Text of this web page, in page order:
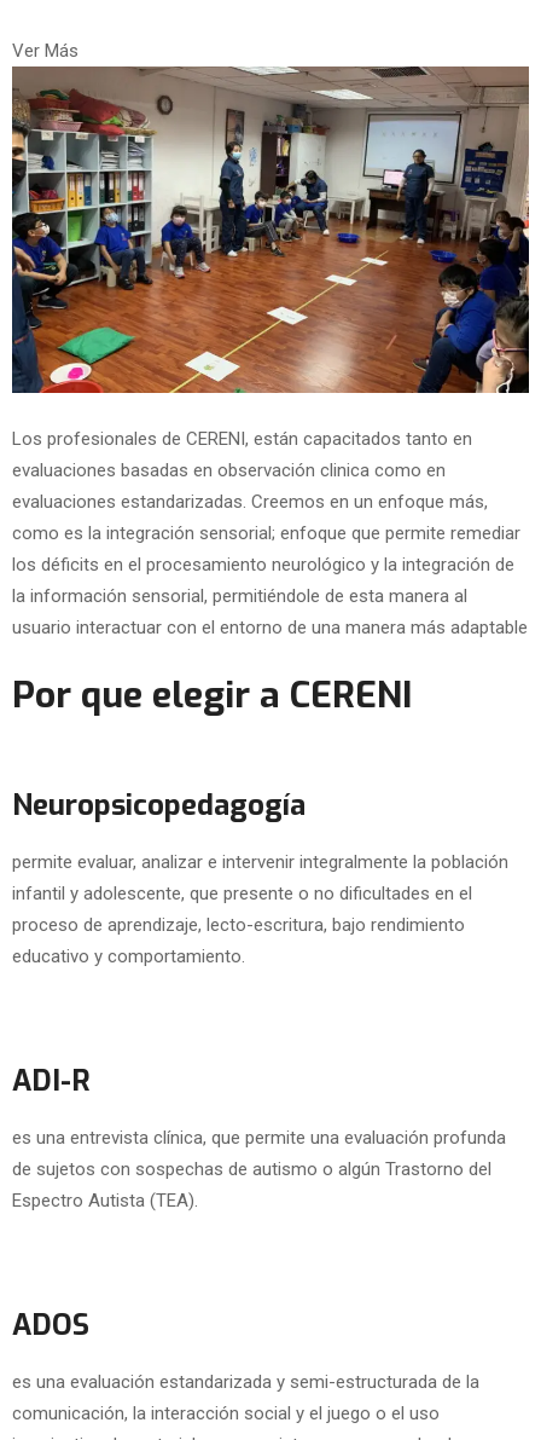
Ver Más
Los profesionales de CERENI, están capacitados tanto en
evaluaciones basadas en observación clinica como en
evaluaciones estandarizadas. Creemos en un enfoque más,
como es la integración sensorial; enfoque que permite remediar
los déficits en el procesamiento neurológico y la integración de
la información sensorial, permitiéndole de esta manera al
usuario interactuar con el entorno de una manera más adaptable
Por que elegir a CERENI
Neuropsicopedagogía
permite evaluar, analizar e intervenir integralmente la población
infantil y adolescente, que presente o no dificultades en el
proceso de aprendizaje, lecto-escritura, bajo rendimiento
educativo y comportamiento.
ADI-R
es una entrevista clínica, que permite una evaluación profunda
de sujetos con sospechas de autismo o algún Trastorno del
Espectro Autista (TEA).
ADOS
es una evaluación estandarizada y semi-estructurada de la
comunicación, la interacción social y el juego o el uso